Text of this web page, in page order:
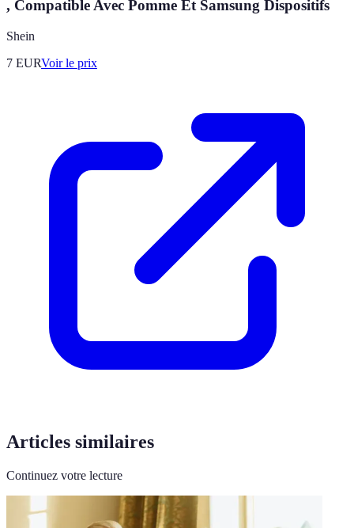
, Compatible Avec Pomme Et Samsung Dispositifs
Shein
7 EURVoir le prix
Articles similaires
Continuez votre lecture